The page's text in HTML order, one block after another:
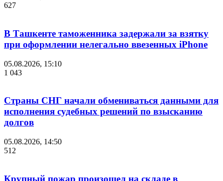
627
В Ташкенте таможенника задержали за взятку
при оформлении нелегально ввезенных iPhone
05.08.2026, 15:10
1 043
Страны СНГ начали обмениваться данными для
исполнения судебных решений по взысканию
долгов
05.08.2026, 14:50
512
Крупный пожар произошел на складе в